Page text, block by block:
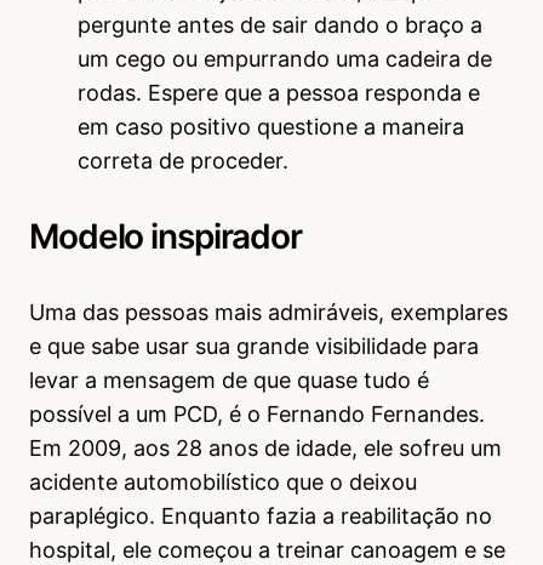
pergunte antes de sair dando o braço a
um cego ou empurrando uma cadeira de
rodas. Espere que a pessoa responda e
em caso positivo questione a maneira
correta de proceder.
Modelo inspirador
Uma das pessoas mais admiráveis, exemplares
e que sabe usar sua grande visibilidade para
levar a mensagem de que quase tudo é
possível a um PCD, é o Fernando Fernandes.
Em 2009, aos 28 anos de idade, ele sofreu um
acidente automobilístico que o deixou
paraplégico. Enquanto fazia a reabilitação no
hospital, ele começou a treinar canoagem e se